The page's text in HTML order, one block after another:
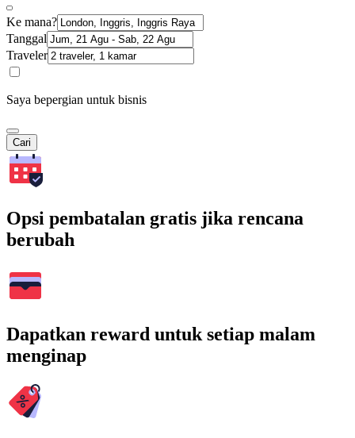
Ke mana?
Tanggal
Traveler
Saya bepergian untuk bisnis
Cari
Opsi pembatalan gratis jika rencana
berubah
Dapatkan reward untuk setiap malam
menginap